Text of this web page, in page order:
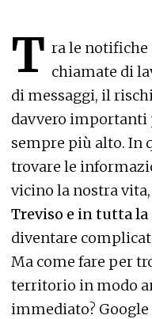
T ra le notifiche
chiamate di
di messaggi, il
davvero
sempre più alto. In
trovare le
vicino la nostra vita,
Treviso e in tutta la
diventare
Ma come fare per
territorio in modo
immediato?